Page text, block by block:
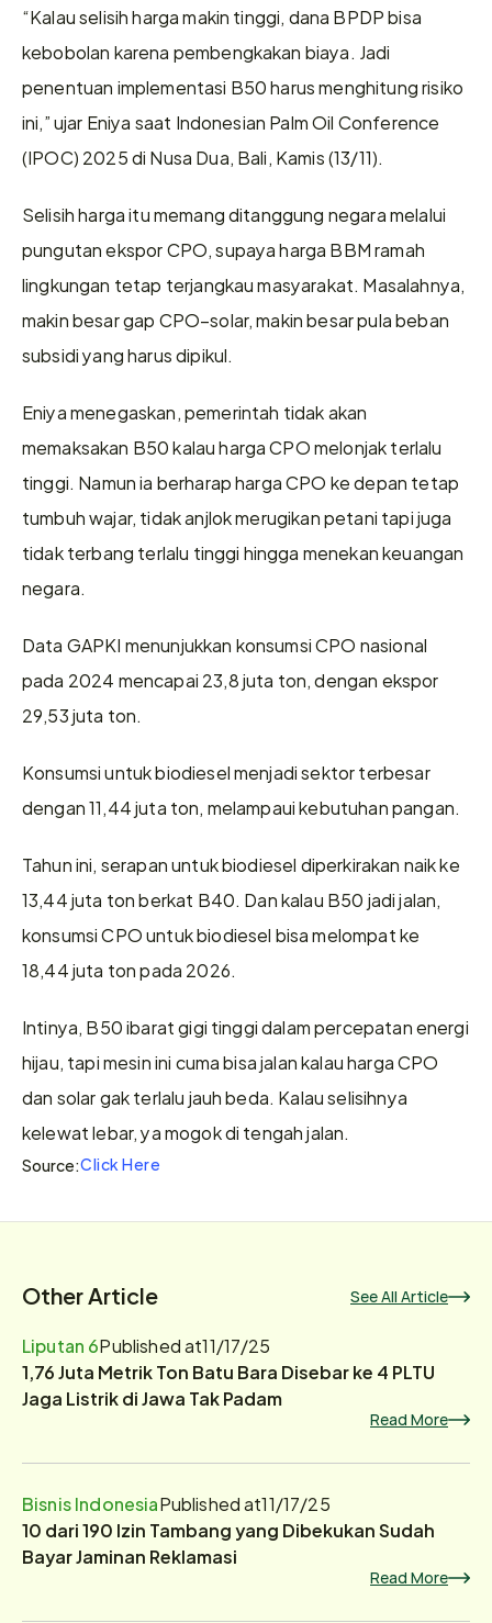
“Kalau selisih harga makin tinggi, dana BPDP bisa
kebobolan karena pembengkakan biaya. Jadi
penentuan implementasi B50 harus menghitung risiko
ini,” ujar Eniya saat Indonesian Palm Oil Conference
(IPOC) 2025 di Nusa Dua, Bali, Kamis (13/11).
Selisih harga itu memang ditanggung negara melalui
pungutan ekspor CPO, supaya harga BBM ramah
lingkungan tetap terjangkau masyarakat. Masalahnya,
makin besar gap CPO–solar, makin besar pula beban
subsidi yang harus dipikul.
Eniya menegaskan, pemerintah tidak akan
memaksakan B50 kalau harga CPO melonjak terlalu
tinggi. Namun ia berharap harga CPO ke depan tetap
tumbuh wajar, tidak anjlok merugikan petani tapi juga
tidak terbang terlalu tinggi hingga menekan keuangan
negara.
Data GAPKI menunjukkan konsumsi CPO nasional
pada 2024 mencapai 23,8 juta ton, dengan ekspor
29,53 juta ton.
Konsumsi untuk biodiesel menjadi sektor terbesar
dengan 11,44 juta ton, melampaui kebutuhan pangan.
Tahun ini, serapan untuk biodiesel diperkirakan naik ke
13,44 juta ton berkat B40. Dan kalau B50 jadi jalan,
konsumsi CPO untuk biodiesel bisa melompat ke
18,44 juta ton pada 2026.
Intinya, B50 ibarat gigi tinggi dalam percepatan energi
hijau, tapi mesin ini cuma bisa jalan kalau harga CPO
dan solar gak terlalu jauh beda. Kalau selisihnya
kelewat lebar, ya mogok di tengah jalan.
Source:Click Here
Other Article See All Article
Liputan 6Published at11/17/25
1,76 Juta Metrik Ton Batu Bara Disebar ke 4 PLTU
Jaga Listrik di Jawa Tak Padam
Read More
Bisnis IndonesiaPublished at11/17/25
10 dari 190 Izin Tambang yang Dibekukan Sudah
Bayar Jaminan Reklamasi
Read More